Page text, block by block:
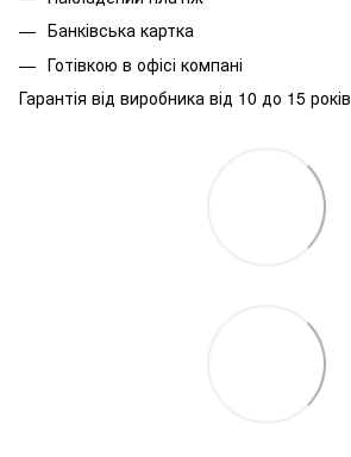
Банківська картка
Готівкою в офісі компані
Гарантія від виробника від 10 до 15 років